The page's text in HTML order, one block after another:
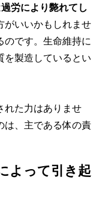
過労により斃れてし
がいいかもしれませ
のです。生命維持に
を製造しているとい
れた力はありませ
は、主である体の責
よって引き起